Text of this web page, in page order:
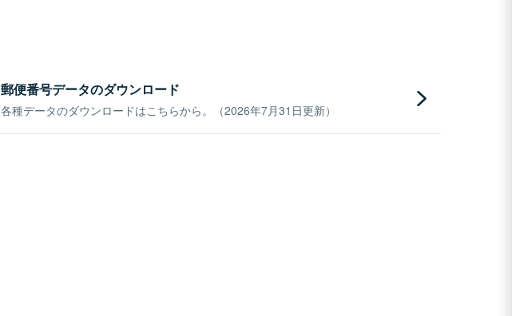
郵便番号データのダウンロード
各種データのダウンロードはこちらから。（2026年7月31日更新）